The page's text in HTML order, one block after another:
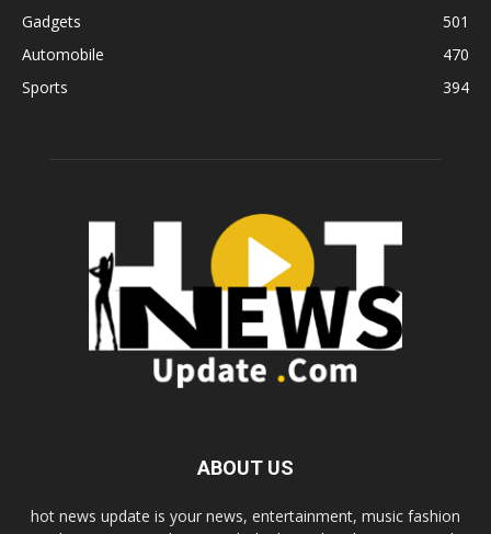
Gadgets
501
Automobile
470
Sports
394
ABOUT US
hot news update is your news, entertainment, music fashion